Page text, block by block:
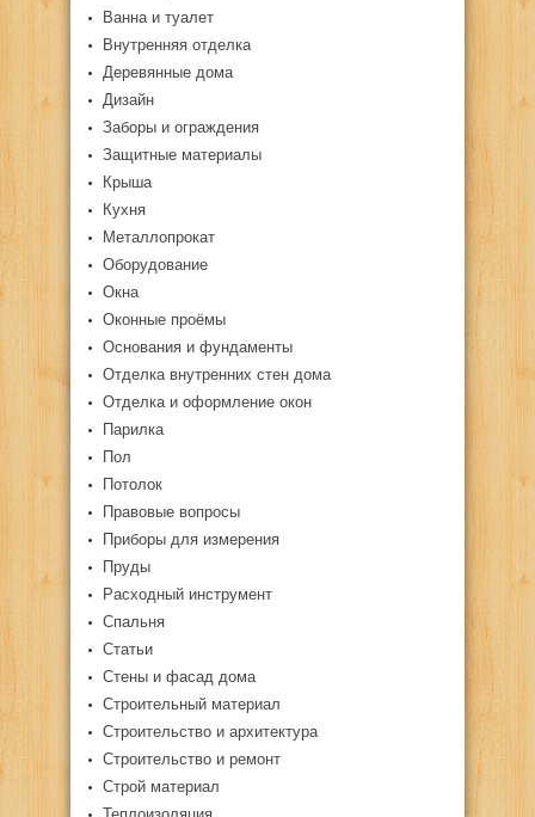
Ванна и туалет
Внутренняя отделка
Деревянные дома
Дизайн
Заборы и ограждения
Защитные материалы
Крыша
Кухня
Металлопрокат
Оборудование
Окна
Оконные проёмы
Основания и фундаменты
Отделка внутренних стен дома
Отделка и оформление окон
Парилка
Пол
Потолок
Правовые вопросы
Приборы для измерения
Пруды
Расходный инструмент
Спальня
Статьи
Стены и фасад дома
Строительный материал
Строительство и архитектура
Строительство и ремонт
Строй материал